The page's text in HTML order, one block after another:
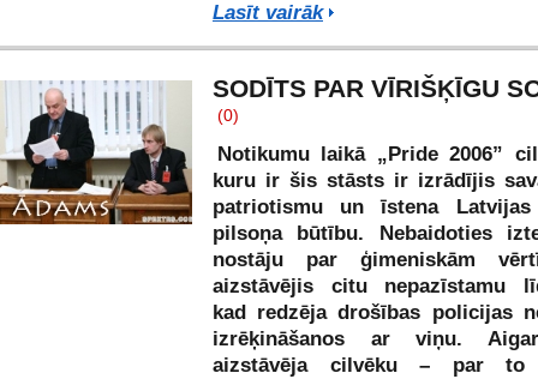
Lasīt vairāk
SODĪTS PAR VĪRIŠĶĪGU
(0)
Notikumu laikā „Pride 2006”
kuru ir šis stāsts ir izrādījis
patriotismu un īstena
pilsoņa būtību. Nebaidoties
nostāju par ģimeniskām
aizstāvējis citu nepazīstamu
kad redzēja drošības policijas
izrēķināšanos ar viņu.
aizstāvēja cilvēku – par to